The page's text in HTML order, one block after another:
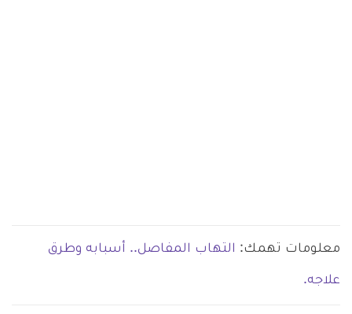
معلومات تهمك: التهاب المفاصل.. أسبابه وطرق
علاجه.